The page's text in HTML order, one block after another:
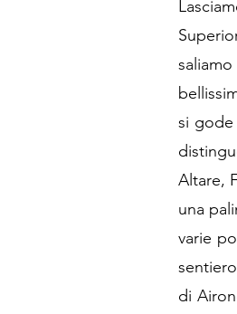
si gode
Altare,
una
varie
di